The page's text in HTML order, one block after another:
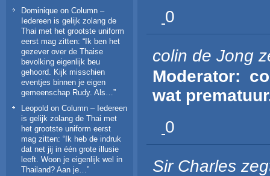
Dominique on Column –
Iedereen is gelijk zolang de
Thai met het grootste uniform
eerst mag zitten: “ Ik ben het
gezever over de Thaise
bevolking eigenlijk beu
gehoord. Kijk misschien
eventjes binnen je eigen
gemeenschap Rudy. Als… ”
Leopold on Column – Iedereen
is gelijk zolang de Thai met
het grootste uniform eerst
mag zitten: “ Ik heb de indruk
dat net jij in één grote illusie
leeft. Woon je eigenlijk wel in
Thailand? Aan je…”
0
colin de Jong
Moderator:
wat
0
Sir Charles